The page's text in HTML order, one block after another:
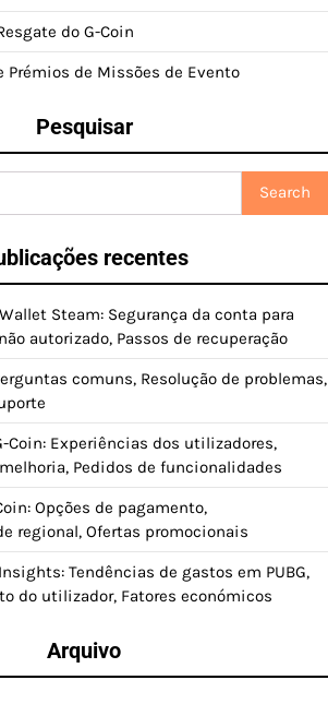
do G-Coin
Prémios de Missões de Evento
Pesquisar
recentes
Steam: Segurança da conta para
autorizado, Passos de recuperação
comuns, Resolução de problemas,
Coin: Experiências dos utilizadores,
Pedidos de funcionalidades
Opções de pagamento,
regional, Ofertas promocionais
Tendências de gastos em PUBG,
do utilizador, Fatores económicos
Arquivo